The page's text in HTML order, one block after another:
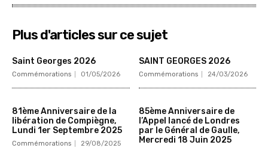
Plus d'articles sur ce sujet
Saint Georges 2026
Commémorations 01/05/2026
SAINT GEORGES 2026
Commémorations 24/03/2026
81ème Anniversaire de la
libération de Compiègne,
Lundi 1er Septembre 2025
Commémorations 29/08/2025
85ème Anniversaire de
l’Appel lancé de Londres
par le Général de Gaulle,
Mercredi 18 Juin 2025